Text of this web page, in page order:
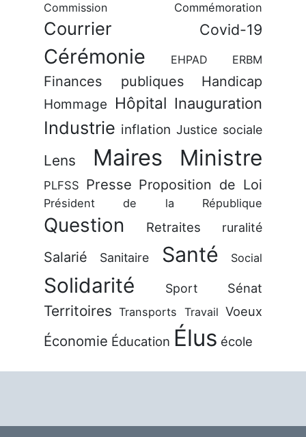
Commission Commémoration
Courrier Covid-19
Cérémonie EHPAD ERBM
Finances publiques Handicap
Hommage Hôpital Inauguration
Industrie inflation Justice sociale
Lens Maires Ministre
PLFSS Presse Proposition de Loi
Président de la République
Question Retraites ruralité
Salarié Sanitaire Santé Social
Solidarité Sport Sénat
Territoires Transports Travail Voeux
Économie Éducation Élus école